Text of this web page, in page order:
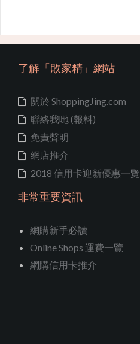
了解「敗家精」網站
關於 ShoppingJing.com
聯絡我哋 (報料)
免責聲明
網店推介
2018 信用卡迎新優惠一覽
非常重要資訊
網購新手必讀
Online Shops 運費一覽
網購信用卡推介